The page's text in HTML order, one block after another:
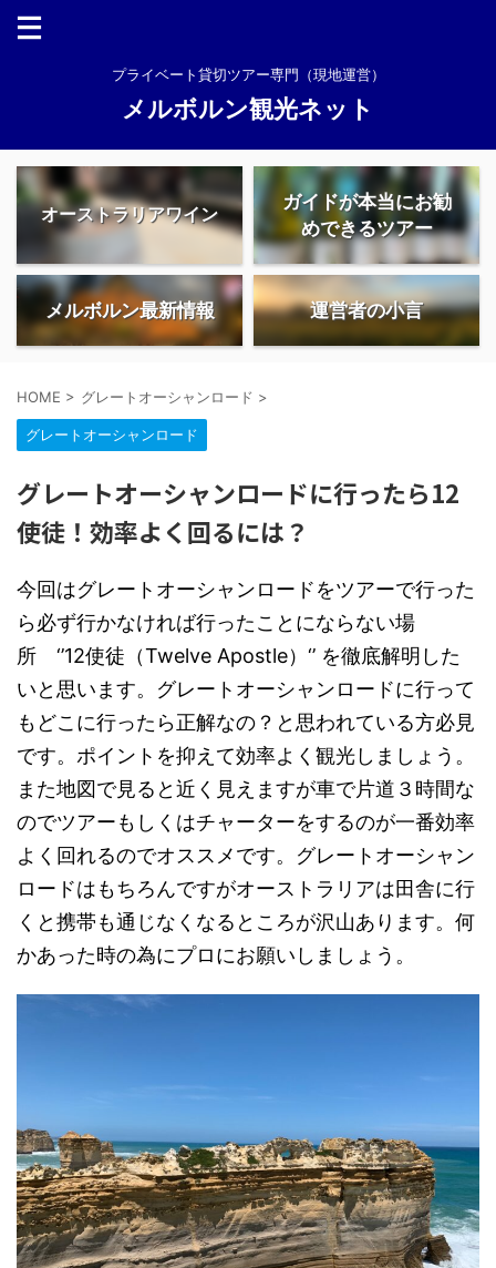
プライベート貸切ツアー専門（現地運営）
メルボルン観光ネット
オーストラリアワイン
ガイドが本当にお勧
めできるツアー
メルボルン最新情報 運営者の小言
HOME > グレートオーシャンロード >
グレートオーシャンロード
グレートオーシャンロードに行ったら12
使徒！効率よく回るには？
今回はグレートオーシャンロードをツアーで行った
ら必ず行かなければ行ったことにならない場
所 ‘’12使徒（Twelve Apostle） ‘’ を徹底解明した
いと思います。グレートオーシャンロードに行って
もどこに行ったら正解なの？と思われている方必見
です。ポイントを抑えて効率よく観光しましょう。
また地図で見ると近く見えますが車で片道３時間な
のでツアーもしくはチャーターをするのが一番効率
よく回れるのでオススメです。グレートオーシャン
ロードはもちろんですがオーストラリアは田舎に行
くと携帯も通じなくなるところが沢山あります。何
かあった時の為にプロにお願いしましょう。